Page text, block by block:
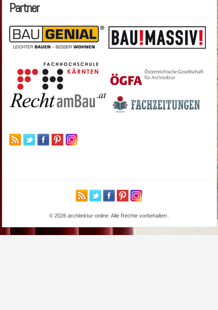
Partner
© 2026 architektur-online. Alle Rechte vorbehalten .